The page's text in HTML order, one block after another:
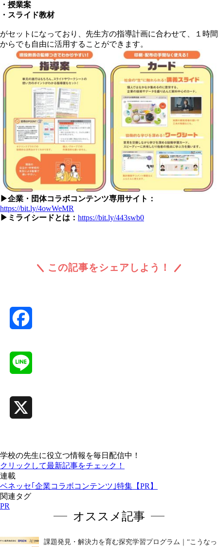
・授業案
・スライド教材
がセットになっており、先生方の指導計画に合わせて、１時間
からでも自由に活用することができます。
▶企業・団体コラボコンテンツ専用サイト：
https://bit.ly/4owWeMR
▶ミライシードとは： https://bit.ly/443swb0
この記事をシェアしよう！
学校の先生に役立つ情報を毎日配信中！
クリックして最新記事をチェック！
連載
ベネッセ｢企業コラボコンテンツ｣特集【PR】
関連タグ
PR
オススメ記事
課題発見・解決力を育む探究学習プログラム｜“こうなっ